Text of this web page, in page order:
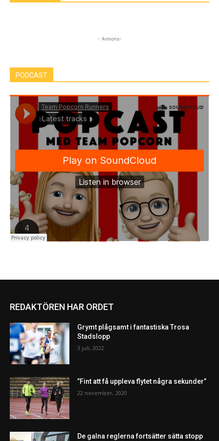
- Annons-
PODCAST
REDAKTÖREN HAR ORDET
Grymt plågsamt i fantastiska Trosa
Stadslopp
3 juli, 2022
”Fint att få uppleva flytet några sekunder”
22 november, 2020
De galna reglerna fortsätter sätta stopp